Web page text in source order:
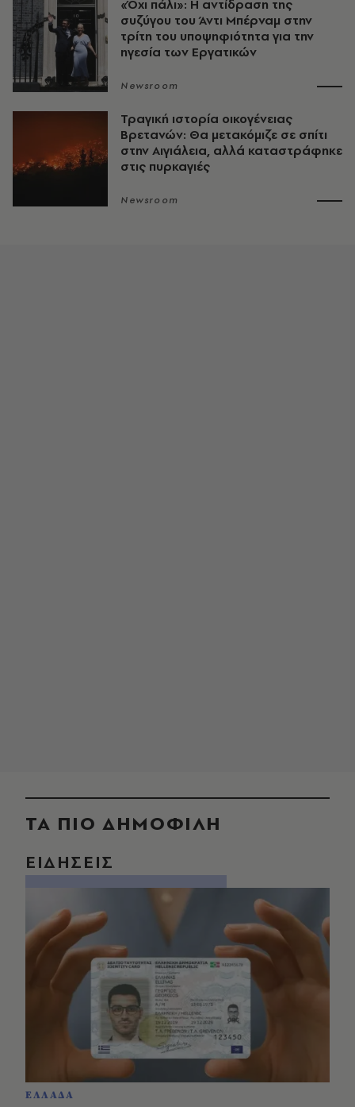
«Όχι πάλι»: Η αντίδραση της
συζύγου του Άντι Μπέρναμ στην
τρίτη του υποψηφιότητα για την
ηγεσία των Εργατικών
Newsroom
Τραγική ιστορία οικογένειας
Βρετανών: Θα μετακόμιζε σε σπίτι
στην Αιγιάλεια, αλλά καταστράφηκε
στις πυρκαγιές
Newsroom
ΤΑ ΠΙΟ ΔΗΜΟΦΙΛΗ
ΕΙΔΗΣΕΙΣ
ΕΛΛΑΔΑ